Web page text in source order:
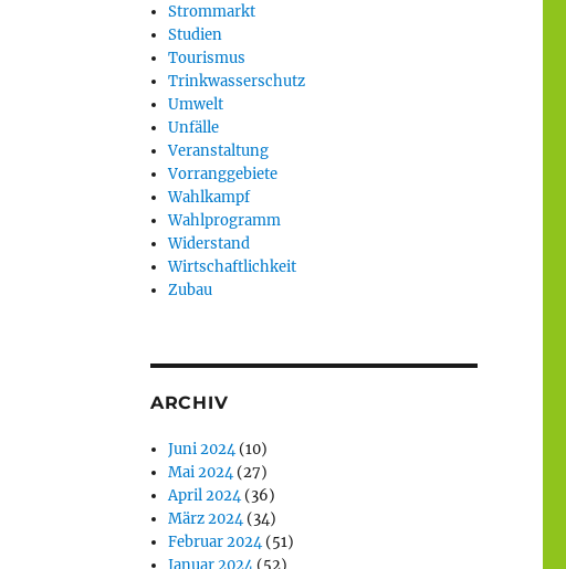
Strommarkt
Studien
Tourismus
Trinkwasserschutz
Umwelt
Unfälle
Veranstaltung
Vorranggebiete
Wahlkampf
Wahlprogramm
Widerstand
Wirtschaftlichkeit
Zubau
ARCHIV
Juni 2024(10)
Mai 2024(27)
April 2024(36)
März 2024(34)
Februar 2024(51)